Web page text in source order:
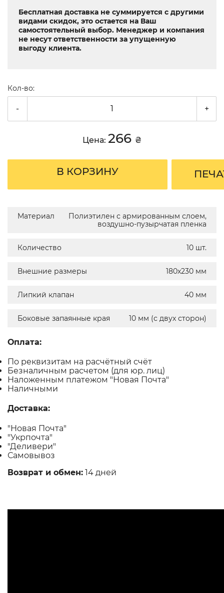
Бесплатная доставка не суммируется с другими
видами скидок, это остается на Ваш
самостоятельный выбор. Менеджер и компания
не несут ответственности за упущенную
выгоду клиента.
Кол-во:
- +
Цена: 266 ₴
В КОРЗИНУ
Материал
Полиэтилен с армированным слоем,
воздушно-пузырчатая пленка
Количество 10 шт.
Внешние размеры 180х230 мм
Липкий клапан 40 мм
Боковые запаянные края 10 мм (с двух сторон)
Оплата:
По реквизитам на расчётный счёт
Безналичным расчетом (для юр. лиц)
Наложенным платежом "Новая Почта"
Наличными
Доставка:
"Новая Почта"
"Укрпочта"
"Деливери"
Самовывоз
Возврат и обмен: 14 дней